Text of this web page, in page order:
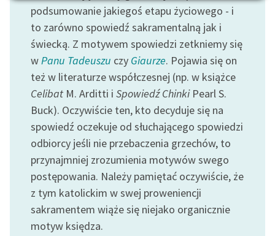
literatury do słuchania dla
uczennic i uczniów z
niepełnosprawnościami
E-kolekcja lektur
szkolnych i literatury do
słuchania dla uczennic i
uczniów z
niepełnosprawnościami
Feministyczne inspiracje.
Popularyzacja
skandynawskiej literatury
feministycznej
Ręce pełne poezji
podsumowanie jakiegoś etapu życiowego - i
to zarówno spowiedź sakramentalną jak i
świecką. Z motywem spowiedzi zetkniemy się
wPanu Tadeuszu czy Giaurze. Pojawia się on
też w literaturze współczesnej (np. w książce
Celibat M. Arditti i Spowiedź ChinkiPearl S.
Buck). Oczywiście ten, kto decyduje się na
spowiedź oczekuje od słuchającego spowiedzi
odbiorcy jeśli nie przebaczenia grzechów, to
przynajmniej zrozumienia motywów swego
postępowania. Należy pamiętać oczywiście, że
z tym katolickim w swej proweniencji
sakramentem wiąże się niejako organicznie
motyw księdza.